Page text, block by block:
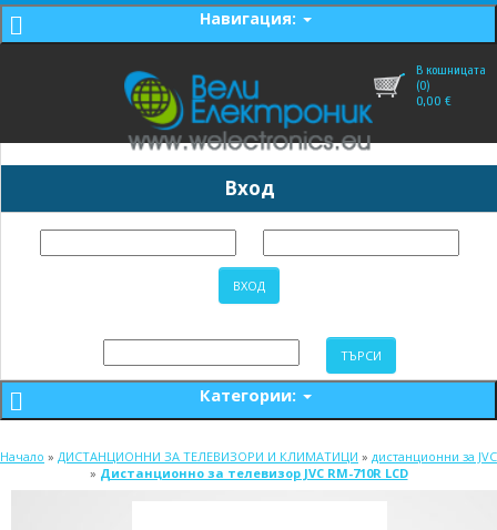
Навигация:
В кошницата
(0)
0,00 €
Вход
Категории:
Начало » ДИСТАНЦИОННИ ЗА ТЕЛЕВИЗОРИ И КЛИМАТИЦИ » дистанционни за JVC
» Дистанционно за телевизор JVC RM-710R LCD